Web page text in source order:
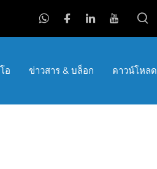
อ ข่าวสาร & บล็อก ดาวน์โหลด